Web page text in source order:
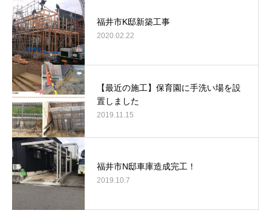
福井市K邸新築工事
2020.02.22
【最近の施工】保育園に手洗い場を設
置しました
2019.11.15
福井市N邸車庫造成完工！
2019.10.7